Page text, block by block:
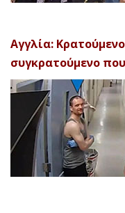
Αγγλία:
συγκρατούμενο